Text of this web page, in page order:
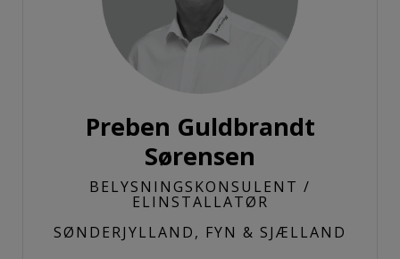
Preben Guldbrandt
Sørensen
BELYSNINGSKONSULENT /
ELINSTALLATØR
SØNDERJYLLAND, FYN & SJÆLLAND